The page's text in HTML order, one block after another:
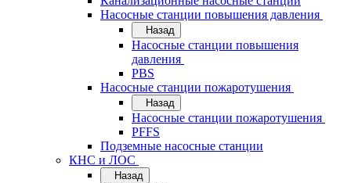
Насосные станции повышения давления
Назад
Насосные станции повышения
давления
PBS
Насосные станции пожаротушения
Назад
Насосные станции пожаротушения
PFFS
Подземные насосные станции
КНС и ЛОС
Назад